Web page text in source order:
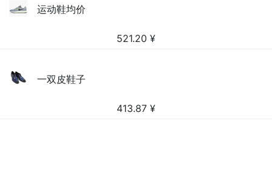
运动鞋均价
521.20 ¥
一双皮鞋子
413.87 ¥